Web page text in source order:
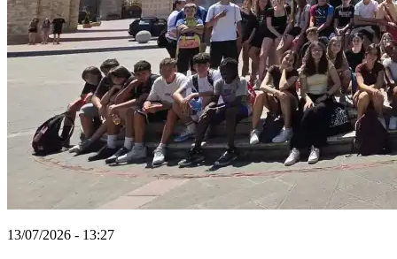
13/07/2026 - 13:27